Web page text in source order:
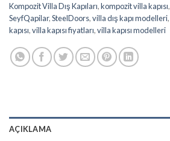
Kompozit Villa Dış Kapıları,kompozit villa kapısı,
SeyfQapilar,SteelDoors,villa dış kapı modelleri,
kapısı,villa kapısı fiyatları,villa kapısı modelleri
AÇIKLAMA